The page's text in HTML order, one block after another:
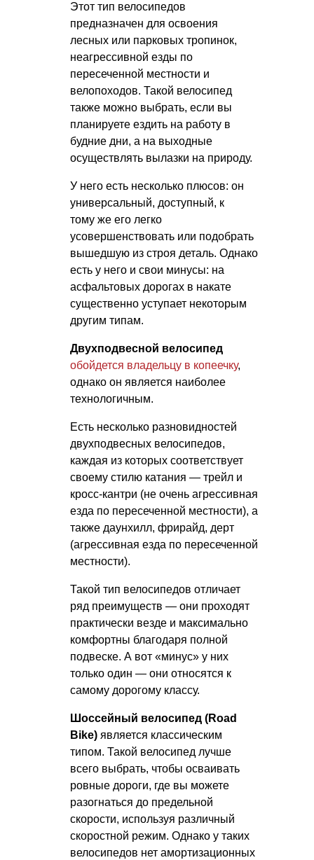
Этот тип велосипедов
предназначен для освоения
лесных или парковых тропинок,
неагрессивной езды по
пересеченной местности и
велопоходов. Такой велосипед
также можно выбрать, если вы
планируете ездить на работу в
будние дни, а на выходные
осуществлять вылазки на природу.
У него есть несколько плюсов: он
универсальный, доступный, к
тому же его легко
усовершенствовать или подобрать
вышедшую из строя деталь. Однако
есть у него и свои минусы: на
асфальтовых дорогах в накате
существенно уступает некоторым
другим типам.
Двухподвесной велосипед
обойдется владельцу в копеечку,
однако он является наиболее
технологичным.
Есть несколько разновидностей
двухподвесных велосипедов,
каждая из которых соответствует
своему стилю катания — трейл и
кросс-кантри (не очень агрессивная
езда по пересеченной местности), а
также даунхилл, фрирайд, дерт
(агрессивная езда по пересеченной
местности).
Такой тип велосипедов отличает
ряд преимуществ — они проходят
практически везде и максимально
комфортны благодаря полной
подвеске. А вот «минус» у них
только один — они относятся к
самому дорогому классу.
Шоссейный велосипед (Road
Bike) является классическим
типом. Такой велосипед лучше
всего выбрать, чтобы осваивать
ровные дороги, где вы можете
разогнаться до предельной
скорости, используя различный
скоростной режим. Однако у таких
велосипедов нет амортизационных